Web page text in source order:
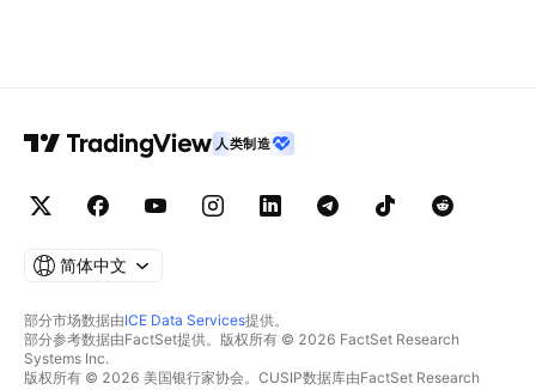
人类制造
简体中文
部分市场数据由ICE Data Services提供。
部分参考数据由FactSet提供。版权所有 © 2026 FactSet Research
Systems Inc.
版权所有 © 2026 美国银行家协会。CUSIP数据库由FactSet Research